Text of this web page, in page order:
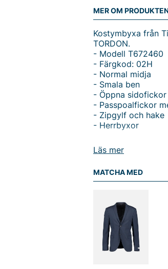
MER OM
Läs mer
Kostymbyxa från
TORDON.
- Modell T672460
- Färgkod: 02H
- Normal midja
- Smala ben
- Öppna sidofickor
- Passpoalfickor
- Zipgylf och hake
- Herrbyxor
Tack för att du
Vingåker.
MATCHA MED